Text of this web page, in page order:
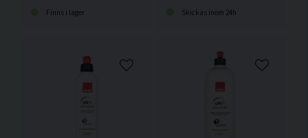
Finns i lager Skickas inom 24h